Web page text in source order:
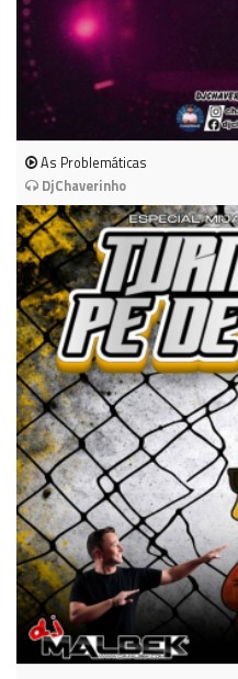
As Problemáticas
DjChaverinho